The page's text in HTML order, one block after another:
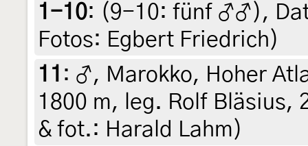
1-10: (9-10: fünf ♂♂ ),
Fotos: Egbert Friedrich)
11 : ♂, Marokko, Hoher
1800 m, leg. Rolf Bläsius,
& fot.: Harald Lahm)